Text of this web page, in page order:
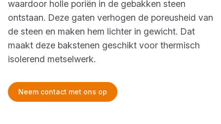
waardoor holle poriën in de gebakken steen
ontstaan. Deze gaten verhogen de poreusheid van
de steen en maken hem lichter in gewicht. Dat
maakt deze bakstenen geschikt voor thermisch
isolerend metselwerk.
Neem contact met ons op